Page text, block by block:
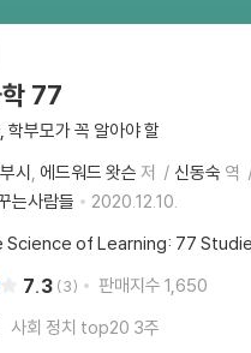
77
학부모가 꼭 알아야 할
시 에드워드 왓슨 저 신동숙 역
는사람들
2020.12.10.
Science of Learning: 77
7.3 3 판매지수 1,650
사회 정치 top20 3주